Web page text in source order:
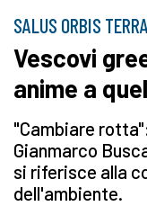
SALUS ORBIS
Vescovi
anime a
"Cambiare
Gianmarco
si riferisce alla
dell'ambiente.